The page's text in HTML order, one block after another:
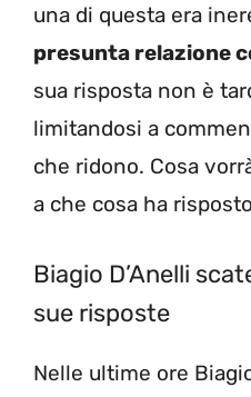
una di questa era
presunta relazione
sua risposta non è
limitandosi a
che ridono. Cosa
a che cosa ha
Biagio D’Anelli
sue risposte
Nelle ultime ore